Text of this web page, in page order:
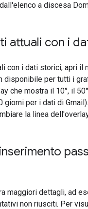
a discesa
attuali con i
con i dati storici, apri il
disponibile per tutti i
che mostra il 10°, il
per i dati di
la linea
maggiori dettagli, ad
non riusciti. Per